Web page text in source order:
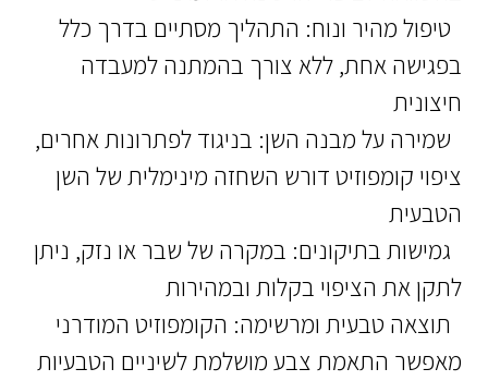
טיפול מהיר ונוח: התהליך מסתיים בדרך כלל
בפגישה אחת, ללא צורך בהמתנה למעבדה
חיצונית
שמירה על מבנה השן: בניגוד לפתרונות אחרים,
ציפוי קומפוזיט דורש השחזה מינימלית של השן
הטבעית
גמישות בתיקונים: במקרה של שבר או נזק, ניתן
לתקן את הציפוי בקלות ובמהירות
תוצאה טבעית ומרשימה: הקומפוזיט המודרני
מאפשר התאמת צבע מושלמת לשיניים הטבעיות